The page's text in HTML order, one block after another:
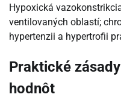
Hypoxická
ventilovaných oblastí;
hypertenzii a hypertrofii
Praktické
hodnôt